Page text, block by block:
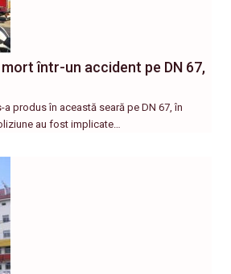
într-un accident pe DN 67,
produs în această seară pe DN 67, în
au fost implicate…